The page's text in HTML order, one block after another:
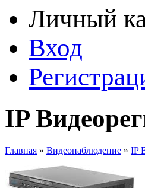
Личный
Вход
IP
Главная » Видеонаблюдение » IP